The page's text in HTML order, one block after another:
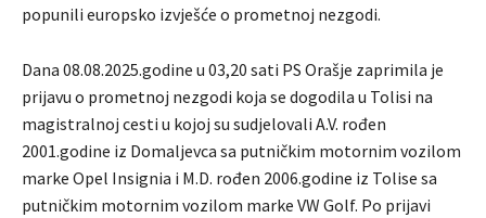
popunili europsko izvješće o prometnoj nezgodi.
Dana 08.08.2025.godine u 03,20 sati PS Orašje zaprimila je
prijavu o prometnoj nezgodi koja se dogodila u Tolisi na
magistralnoj cesti u kojoj su sudjelovali A.V. rođen
2001.godine iz Domaljevca sa putničkim motornim vozilom
marke Opel Insignia i M.D. rođen 2006.godine iz Tolise sa
putničkim motornim vozilom marke VW Golf. Po prijavi